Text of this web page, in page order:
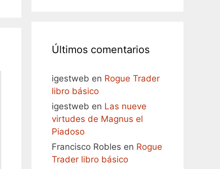
Últimos comentarios
igestweb en Rogue Trader
libro básico
igestweb en Las nueve
virtudes de Magnus el
Piadoso
Francisco Robles en Rogue
Trader libro básico